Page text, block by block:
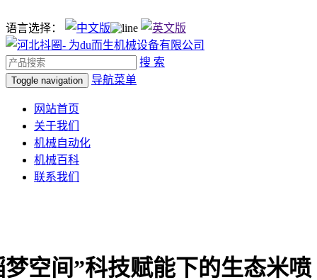
语言选择：
搜 索
Toggle navigation 导航菜单
网站首页
关于我们
机械自动化
机械百科
联系我们
空间”科技赋能下的生态米喷